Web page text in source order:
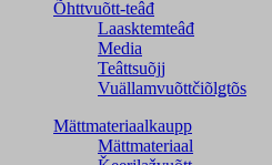
Õhttvuõtt-teâđ
Laasktemteâđ
Media
Teâttsuõjj
Vuällamvuõttčiõlǥtõs
Mättmateriaalkaupp
Mättmateriaal